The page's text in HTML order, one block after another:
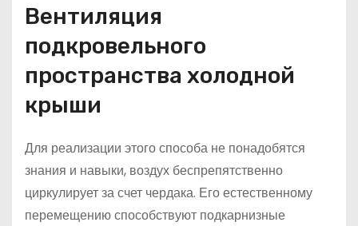
Вентиляция
подкровельного
пространства холодной
крыши
Для реализации этого способа не понадобятся
знания и навыки, воздух беспрепятственно
циркулирует за счет чердака. Его естественному
перемещению способствуют подкарнизные